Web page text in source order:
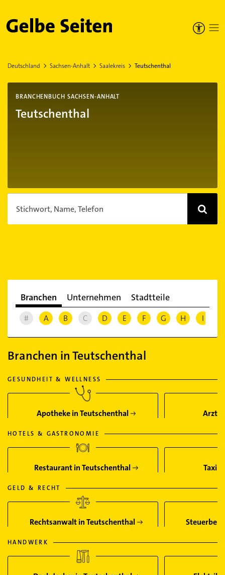
Gelbe Seiten
Deutschland Sachsen-Anhalt Saalekreis Teutschenthal
BRANCHENBUCH SACHSEN-ANHALT
Teutschenthal
Stichwort, Name, Telefon
Branchen Unternehmen Stadtteile
# A B C D E F G H I
Branchen in Teutschenthal
GESUNDHEIT & WELLNESS
Apotheke in Teutschenthal Arzt
HOTELS & GASTRONOMIE
Restaurant in Teutschenthal Taxi
GELD & RECHT
Rechtsanwalt in Teutschenthal
HANDWERK